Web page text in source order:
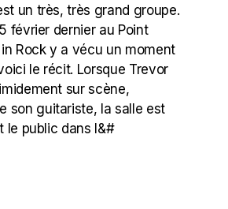
un très, très grand groupe.
février dernier au Point
Rock y a vécu un moment
le récit. Lorsque Trevor
sur scène,
son guitariste, la salle est
le public dans l&#